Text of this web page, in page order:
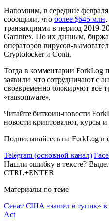
Напомним, в середине
сообщили, что более $645 млн,
транзакциями в период 2019-
Garantex. По их данным,
операторов вирусов-
Cryptolocker и Conti.
Тогда в комментарии ForkLog
заявили, что сотрудничают с
своевременно блокируют все
«ransomware».
Читайте биткоин-новости
новости криптовалют, курсы и
Подписывайтесь на ForkLog в
Telegram (основной канал)
Нашли ошибку в тексте?
CTRL+ENTER
Материалы по теме
Сенат США «зашел в тупик» в
Act